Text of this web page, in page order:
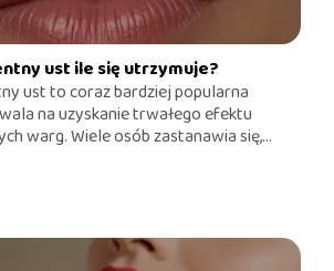
ust ile się utrzymuje?
ust to coraz bardziej popularna
na uzyskanie trwałego efektu
warg. Wiele osób zastanawia się,...